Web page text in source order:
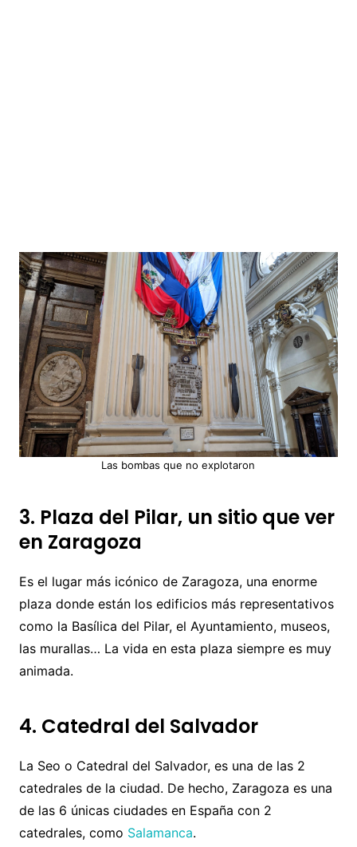
Las bombas que no explotaron
3. Plaza del Pilar, un sitio que ver
en Zaragoza
Es el lugar más icónico de Zaragoza, una enorme
plaza donde están los edificios más representativos
como la Basílica del Pilar, el Ayuntamiento, museos,
las murallas… La vida en esta plaza siempre es muy
animada.
4. Catedral del Salvador
La Seo o Catedral del Salvador, es una de las 2
catedrales de la ciudad. De hecho, Zaragoza es una
de las 6 únicas ciudades en España con 2
catedrales, como Salamanca.